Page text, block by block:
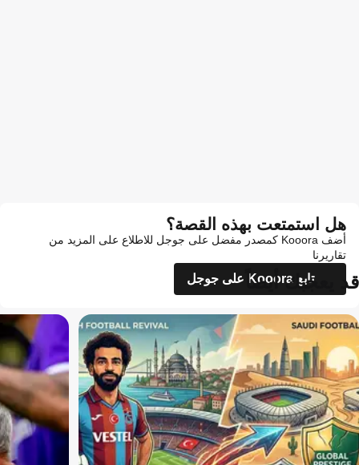
هل استمتعت بهذه القصة؟
أضف Kooora كمصدر مفضل على جوجل للاطلاع على المزيد من
تقاريرنا
تابع Kooora على جوجل
قد يعجبك أيضاً